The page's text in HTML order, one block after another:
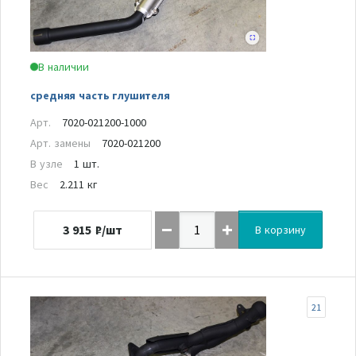
В наличии
средняя часть глушителя
Арт.
7020-021200-1000
Арт. замены
7020-021200
В узле
1 шт.
Вес
2.211 кг
3 915 ₽/шт В корзину
21